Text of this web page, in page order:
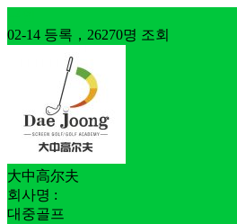
02-14 등록，26270명 조회
大中高尔夫
회사명 :
대중골프